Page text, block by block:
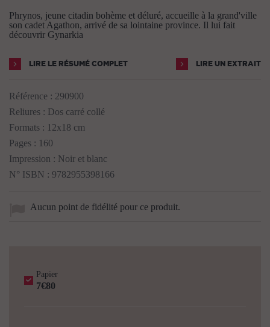
Phrynos, jeune citadin bohème et déluré, accueille à la grand'ville
son cadet Agathon, arrivé de sa lointaine province. Il lui fait
découvrir Gynarkia
LIRE LE RÉSUMÉ COMPLET LIRE UN EXTRAIT
Référence : 290900
Reliures : Dos carré collé
Formats : 12x18 cm
Pages : 160
Impression : Noir et blanc
N° ISBN : 9782955398166
Aucun point de fidélité pour ce produit.
Papier
7€80